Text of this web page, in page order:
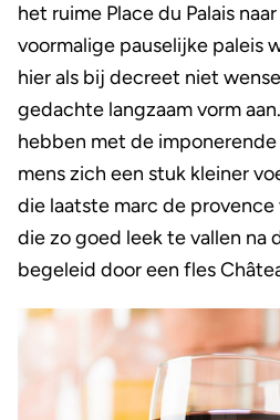
het ruime Place du Palais
voormalige pauselijke paleis
hier als bij decreet niet
gedachte langzaam vorm
hebben met de
mens zich een stuk kleiner
die laatste marc de provence
die zo goed leek te vallen na
begeleid door een fles